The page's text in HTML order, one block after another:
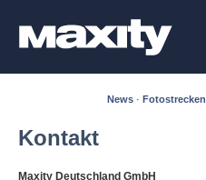
News · Fotostrecken
Kontakt
Maxity Deutschland GmbH